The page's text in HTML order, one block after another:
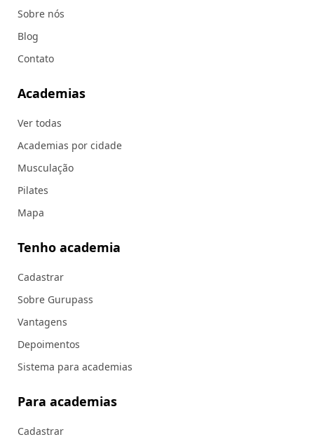
Sobre nós
Blog
Contato
Academias
Ver todas
Academias por cidade
Musculação
Pilates
Mapa
Tenho academia
Cadastrar
Sobre Gurupass
Vantagens
Depoimentos
Sistema para academias
Para academias
Cadastrar